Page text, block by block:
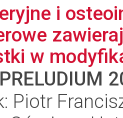
i
w
PRELUDIUM
Piotr